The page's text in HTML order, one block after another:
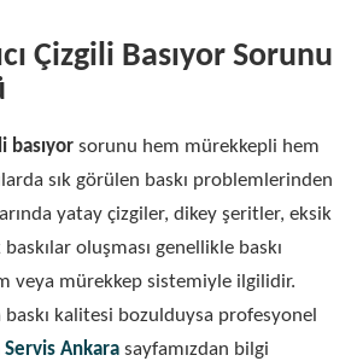
Çizgili Basıyor Sorunu
basıyor sorunu hem mürekkepli hem
sık görülen baskı problemlerinden
yatay çizgiler, dikey şeritler, eksik
oluşması genellikle baskı
veya mürekkep sistemiyle ilgilidir.
baskı kalitesi bozulduysa profesyonel
Servis Ankara sayfamızdan bilgi